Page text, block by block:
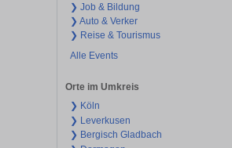
❯ Job & Bildung
❯ Auto & Verker
❯ Reise & Tourismus
Alle Events
Orte im Umkreis
❯ Köln
❯ Leverkusen
❯ Bergisch Gladbach